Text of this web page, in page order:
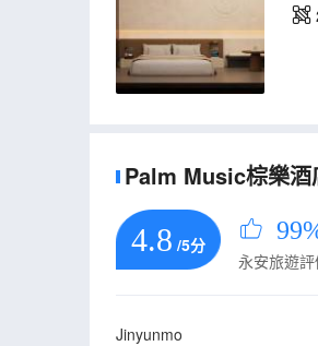
Palm Music棕樂酒
4.8 /5分
永安旅遊
Jinyunmo